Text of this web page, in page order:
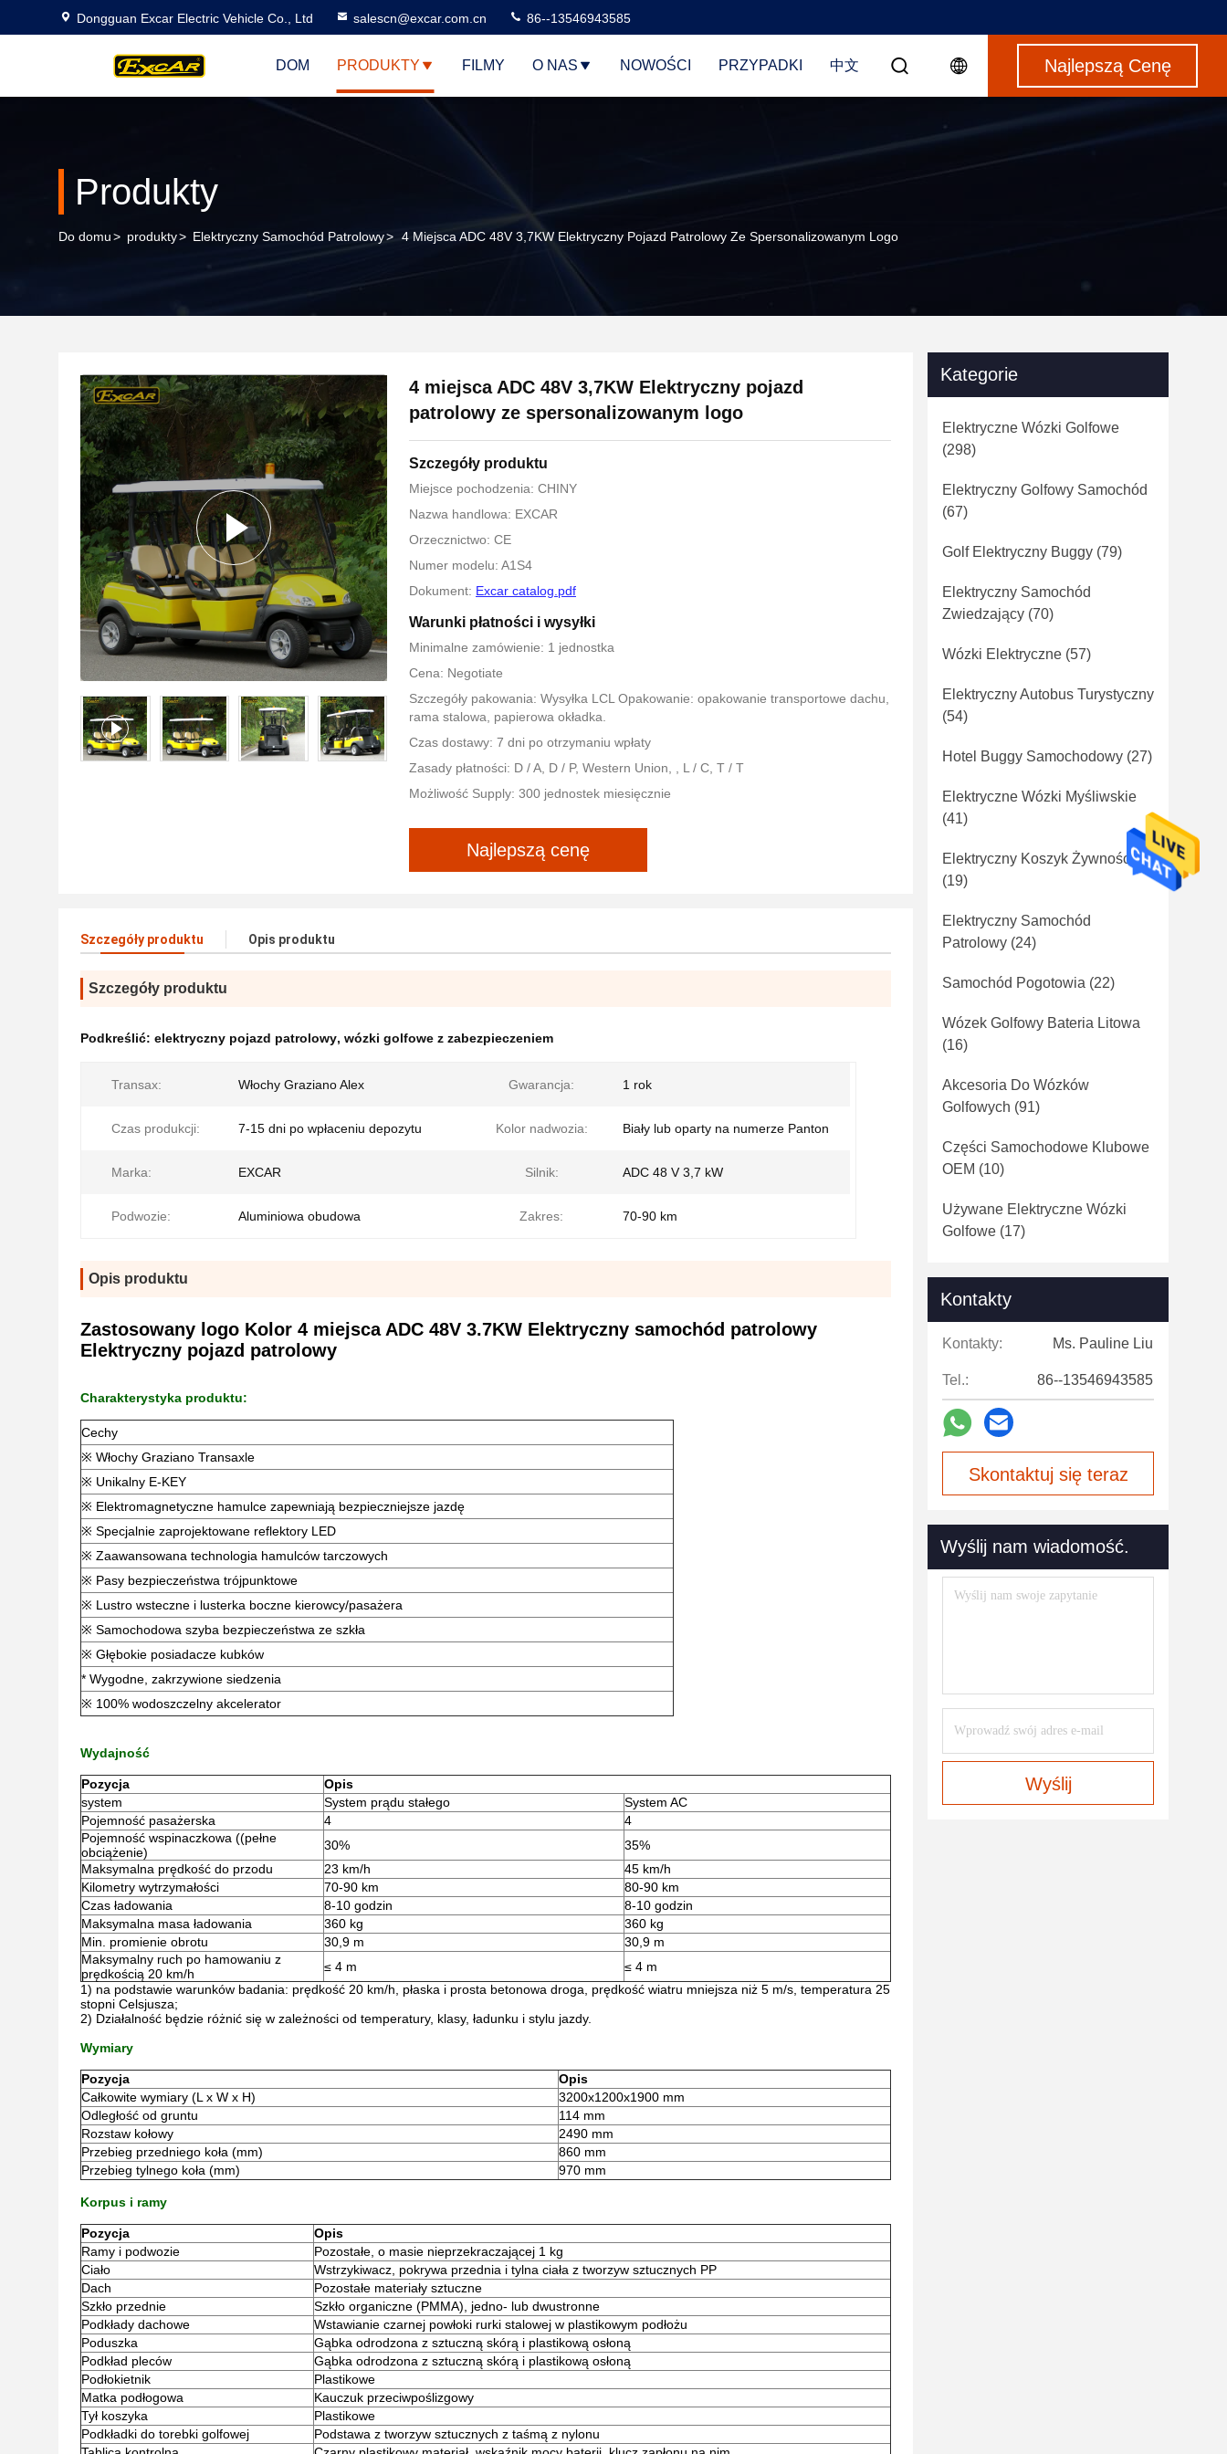
Dongguan Excar Electric Vehicle Co., Ltd salescn@excar.com.cn 86--13546943585
DOM PRODUKTY FILMY O NAS NOWOŚCI PRZYPADKI 中文 Najlepszą Cenę
Produkty
Do domu> produkty> Elektryczny Samochód Patrolowy> 4 Miejsca ADC 48V 3,7KW Elektryczny Pojazd Patrolowy Ze Spersonalizowanym Logo
4 miejsca ADC 48V 3,7KW Elektryczny pojazd
patrolowy ze spersonalizowanym logo
Szczegóły produktu
Miejsce pochodzenia: CHINY
Nazwa handlowa: EXCAR
Orzecznictwo: CE
Numer modelu: A1S4
Dokument: Excar catalog.pdf
Warunki płatności i wysyłki
Minimalne zamówienie: 1 jednostka
Cena: Negotiate
Szczegóły pakowania: Wysyłka LCL Opakowanie: opakowanie transportowe dachu,
rama stalowa, papierowa okładka.
Czas dostawy: 7 dni po otrzymaniu wpłaty
Zasady płatności: D / A, D / P, Western Union, , L / C, T / T
Możliwość Supply: 300 jednostek miesięcznie
Najlepszą cenę
Szczegóły produktu Opis produktu
Szczegóły produktu
Podkreślić: elektryczny pojazd patrolowy, wózki golfowe z zabezpieczeniem
Transax: Włochy Graziano Alex Gwarancja: 1 rok
Czas produkcji: 7-15 dni po wpłaceniu depozytu Kolor nadwozia: Biały lub oparty na numerze Panton
Marka: EXCAR Silnik: ADC 48 V 3,7 kW
Podwozie: Aluminiowa obudowa Zakres: 70-90 km
Opis produktu
Zastosowany logo Kolor 4 miejsca ADC 48V 3.7KW Elektryczny samochód patrolowy
Elektryczny pojazd patrolowy
Charakterystyka produktu:
Cechy
※ Włochy Graziano Transaxle
※ Unikalny E-KEY
※ Elektromagnetyczne hamulce zapewniają bezpieczniejsze jazdę
※ Specjalnie zaprojektowane reflektory LED
※ Zaawansowana technologia hamulców tarczowych
※ Pasy bezpieczeństwa trójpunktowe
※ Lustro wsteczne i lusterka boczne kierowcy/pasażera
※ Samochodowa szyba bezpieczeństwa ze szkła
※ Głębokie posiadacze kubków
* Wygodne, zakrzywione siedzenia
※ 100% wodoszczelny akcelerator
Wydajność
Pozycja
Opis
system
System prądu stałego
System AC
Pojemność pasażerska
4
4
Pojemność wspinaczkowa ((pełne
obciążenie)
30%
35%
Maksymalna prędkość do przodu
23 km/h
45 km/h
Kilometry wytrzymałości
70-90 km
80-90 km
Czas ładowania
8-10 godzin
8-10 godzin
Maksymalna masa ładowania
360 kg
360 kg
Min. promienie obrotu
30,9 m
30,9 m
Maksymalny ruch po hamowaniu z
prędkością 20 km/h
≤ 4 m
≤ 4 m
1) na podstawie warunków badania: prędkość 20 km/h, płaska i prosta betonowa droga, prędkość wiatru mniejsza niż 5 m/s, temperatura 25
stopni Celsjusza;
2) Działalność będzie różnić się w zależności od temperatury, klasy, ładunku i stylu jazdy.
Wymiary
Pozycja
Opis
Całkowite wymiary (L x W x H)
3200x1200x1900 mm
Odległość od gruntu
114 mm
Rozstaw kołowy
2490 mm
Przebieg przedniego koła (mm)
860 mm
Przebieg tylnego koła (mm)
970 mm
Korpus i ramy
Pozycja
Opis
Ramy i podwozie
Pozostałe, o masie nieprzekraczającej 1 kg
Ciało
Wstrzykiwacz, pokrywa przednia i tylna ciała z tworzyw sztucznych PP
Dach
Pozostałe materiały sztuczne
Szkło przednie
Szkło organiczne (PMMA), jedno- lub dwustronne
Podkłady dachowe
Wstawianie czarnej powłoki rurki stalowej w plastikowym podłożu
Poduszka
Gąbka odrodzona z sztuczną skórą i plastikową osłoną
Podkład pleców
Gąbka odrodzona z sztuczną skórą i plastikową osłoną
Podłokietnik
Plastikowe
Matka podłogowa
Kauczuk przeciwpoślizgowy
Tył koszyka
Plastikowe
Podkładki do torebki golfowej
Podstawa z tworzyw sztucznych z taśmą z nylonu
Kategorie
Elektryczne Wózki Golfowe
(298)
Elektryczny Golfowy Samochód
(67)
Golf Elektryczny Buggy (79)
Elektryczny Samochód
Zwiedzający (70)
Wózki Elektryczne (57)
Elektryczny Autobus Turystyczny
(54)
Hotel Buggy Samochodowy (27)
Elektryczne Wózki Myśliwskie
(41)
Elektryczny Koszyk Żywności
(19)
Elektryczny Samochód
Patrolowy (24)
Samochód Pogotowia (22)
Wózek Golfowy Bateria Litowa
(16)
Akcesoria Do Wózków
Golfowych (91)
Części Samochodowe Klubowe
OEM (10)
Używane Elektryczne Wózki
Golfowe (17)
Kontakty
Kontakty: Ms. Pauline Liu
Tel.: 86--13546943585
Skontaktuj się teraz
Wyślij nam wiadomość.
Wyślij